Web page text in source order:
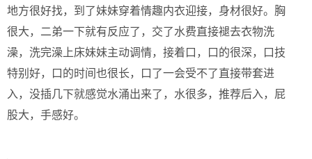
地方很好找，到了妹妹穿着情趣内衣迎接，身材很好。胸
很大，二弟一下就有反应了，交了水费直接褪去衣物洗
澡，洗完澡上床妹妹主动调情，接着口，口的很深，口技
特别好，口的时间也很长，口了一会受不了直接带套进
入，没插几下就感觉水涌出来了，水很多，推荐后入，屁
股大，手感好。